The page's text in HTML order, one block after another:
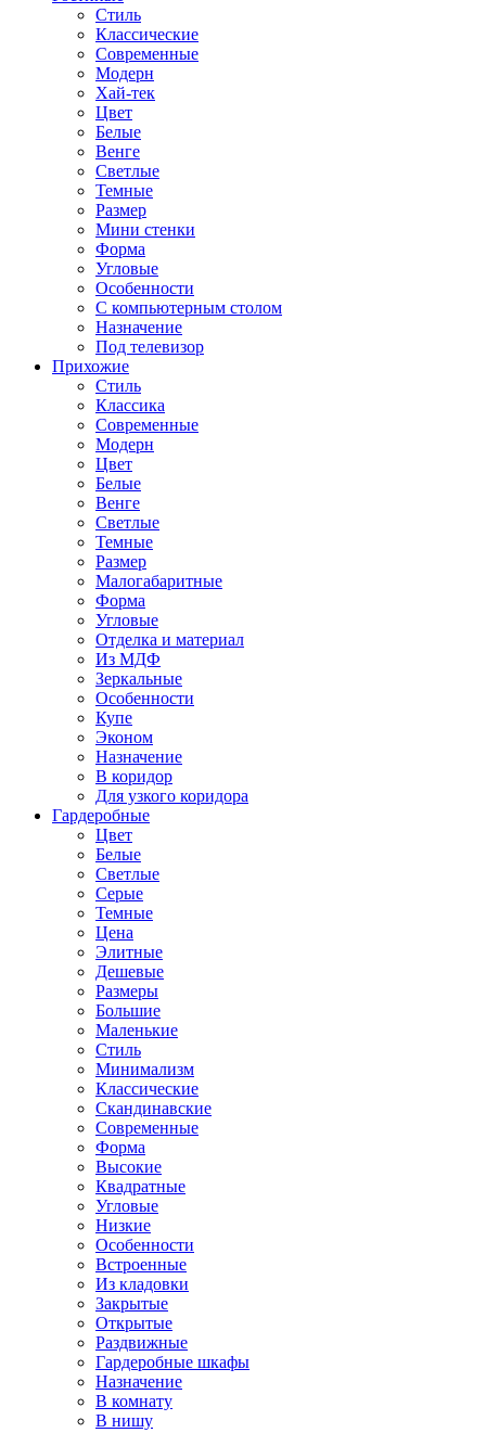
Стиль
Классические
Современные
Модерн
Хай-тек
Цвет
Белые
Венге
Светлые
Темные
Размер
Мини стенки
Форма
Угловые
Особенности
С компьютерным столом
Назначение
Под телевизор
Прихожие
Стиль
Классика
Современные
Модерн
Цвет
Белые
Венге
Светлые
Темные
Размер
Малогабаритные
Форма
Угловые
Отделка и материал
Из МДФ
Зеркальные
Особенности
Купе
Эконом
Назначение
В коридор
Для узкого коридора
Гардеробные
Цвет
Белые
Светлые
Серые
Темные
Цена
Элитные
Дешевые
Размеры
Большие
Маленькие
Стиль
Минимализм
Классические
Скандинавские
Современные
Форма
Высокие
Квадратные
Угловые
Низкие
Особенности
Встроенные
Из кладовки
Закрытые
Открытые
Раздвижные
Гардеробные шкафы
Назначение
В комнату
В нишу